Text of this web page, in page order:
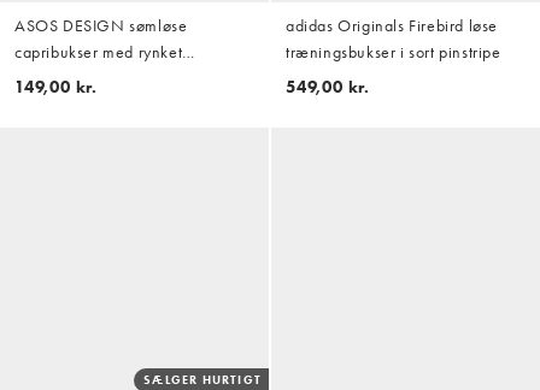
ASOS DESIGN sømløse
capribukser med rynket
kantdetalje i sort
149,00 kr.
adidas Originals Firebird løse
træningsbukser i sort pinstripe
549,00 kr.
SÆLGER HURTIGT